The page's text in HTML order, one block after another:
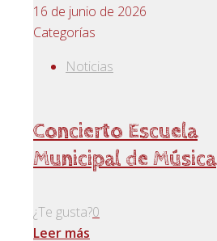
16 de junio de 2026
Categorías
Noticias
Concierto Escuela
Municipal de Música
¿Te gusta?0
Leer más